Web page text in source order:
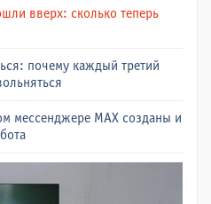
вверх: сколько теперь
почему каждый третий
мессенджере МАХ созданы и